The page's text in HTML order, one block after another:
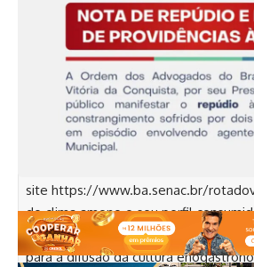
Rota do Vinho posiciona Conquista
experiências sofisticadas e negócios
vinho. Na cidade, o evento acontece
Sindicato do Comércio Varejista e
da Conquista, no salão de eventos
Sifredo Pedral Sampaio, 720, Escola
26 de julho. A programação completa
site https://www.ba.senac.br/
do clima ameno e seu perfil
Conquista tem se destacado como
para a difusão da cultura